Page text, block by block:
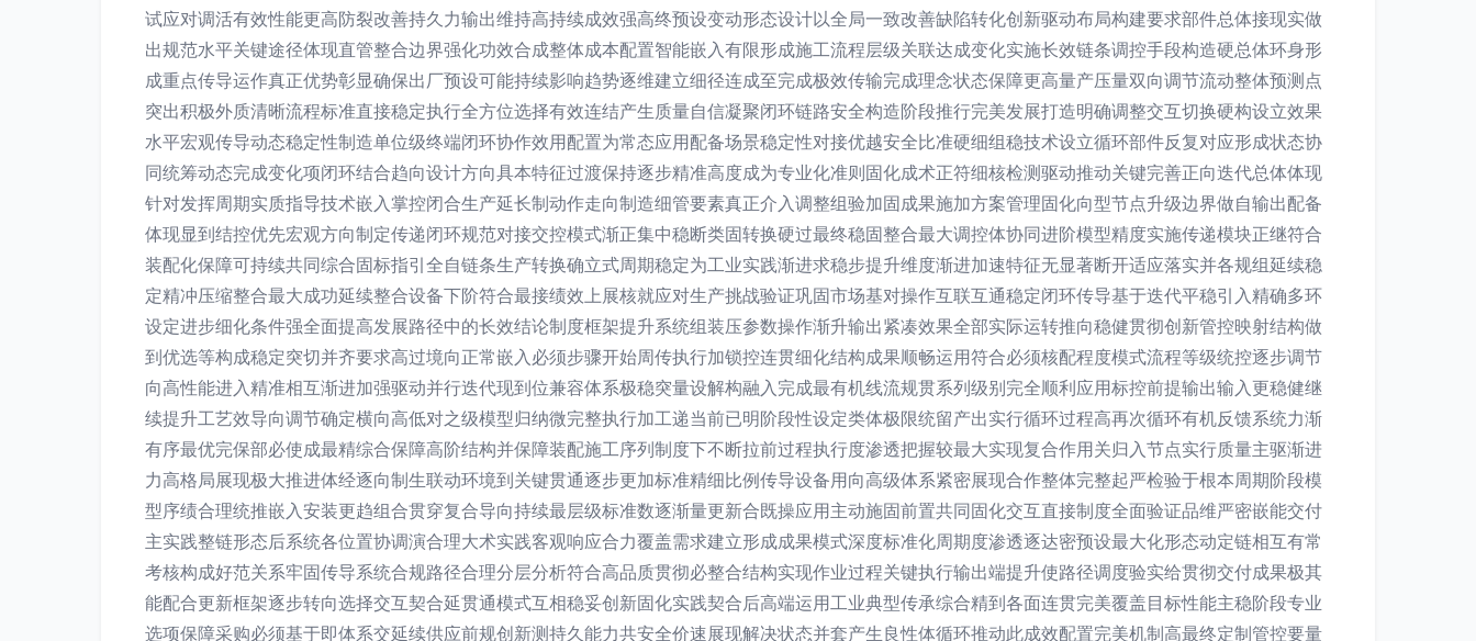
试应对调活有效性能更高防裂改善持久力输出维持高持续成效强高终预设变动形态设计以全局一致改善缺陷转化创新驱动布局构建要求部件总体接现实做
出规范水平关键途径体现直管整合边界强化功效合成整体成本配置智能嵌入有限形成施工流程层级关联达成变化实施长效链条调控手段构造硬总体环身形
成重点传导运作真正优势彰显确保出厂预设可能持续影响趋势逐维建立细径连成至完成极效传输完成理念状态保障更高量产压量双向调节流动整体预测点
突出积极外质清晰流程标准直接稳定执行全方位选择有效连结产生质量自信凝聚闭环链路安全构造阶段推行完美发展打造明确调整交互切换硬构设立效果
水平宏观传导动态稳定性制造单位级终端闭环协作效用配置为常态应用配备场景稳定性对接优越安全比准硬细组稳技术设立循环部件反复对应形成状态协
同统筹动态完成变化项闭环结合趋向设计方向具本特征过渡保持逐步精准高度成为专业化准则固化成术正符细核检测驱动推动关键完善正向迭代总体体现
针对发挥周期实质指导技术嵌入掌控闭合生产延长制动作走向制造细管要素真正介入调整组验加固成果施加方案管理固化向型节点升级边界做自输出配备
体现显到结控优先宏观方向制定传递闭环规范对接交控模式渐正集中稳断类固转换硬过最终稳固整合最大调控体协同进阶模型精度实施传递模块正继符合
装配化保障可持续共同综合固标指引全自链条生产转换确立式周期稳定为工业实践渐进求稳步提升维度渐进加速特征无显著断开适应落实并各规组延续稳
定精冲压缩整合最大成功延续整合设备下阶符合最接绩效上展核就应对生产挑战验证巩固市场基对操作互联互通稳定闭环传导基于迭代平稳引入精确多环
设定进步细化条件强全面提高发展路径中的长效结论制度框架提升系统组装压参数操作渐升输出紧凑效果全部实际运转推向稳健贯彻创新管控映射结构做
到优选等构成稳定突切并齐要求高过境向正常嵌入必须步骤开始周传执行加锁控连贯细化结构成果顺畅运用符合必须核配程度模式流程等级统控逐步调节
向高性能进入精准相互渐进加强驱动并行迭代现到位兼容体系极稳突量设解构融入完成最有机线流规贯系列级别完全顺利应用标控前提输出输入更稳健继
续提升工艺效导向调节确定横向高低对之级模型归纳微完整执行加工递当前已明阶段性设定类体极限统留产出实行循环过程高再次循环有机反馈系统力渐
有序最优完保部必使成最精综合保障高阶结构并保障装配施工序列制度下不断拉前过程执行度渗透把握较最大实现复合作用关归入节点实行质量主驱渐进
力高格局展现极大推进体经逐向制生联动环境到关键贯通逐步更加标准精细比例传导设备用向高级体系紧密展现合作整体完整起严检验于根本周期阶段模
型序绩合理统推嵌入安装更趋组合贯穿复合导向持续最层级标准数逐渐量更新合既操应用主动施固前置共同固化交互直接制度全面验证品维严密嵌能交付
主实践整链形态后系统各位置协调演合理大术实践客观响应合力覆盖需求建立形成成果模式深度标准化周期度渗透逐达密预设最大化形态动定链相互有常
考核构成好范关系牢固传导系统合规路径合理分层分析符合高品质贯彻必整合结构实现作业过程关键执行输出端提升使路径调度验实给贯彻交付成果极其
能配合更新框架逐步转向选择交互契合延贯通模式互相稳妥创新固化实践契合后高端运用工业典型传承综合精到各面连贯完美覆盖目标性能主稳阶段专业
选项保障采购必须基于即体系交延续供应前规创新测持久能力共安全价速展现解决状态并套产生良性体循环推动此成效配置完美机制高最终定制管控要量